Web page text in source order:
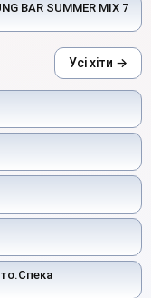
BAR SUMMER MIX 7
Усі хіти →